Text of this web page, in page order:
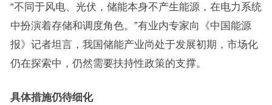
“不同于风电、光伏，储能本身不产生能源，在电力系统
中扮演着存储和调度角色。”有业内专家向《中国能源
报》记者坦言，我国储能产业尚处于发展初期，市场化
仍在探索中，仍然需要扶持性政策的支撑。
具体措施仍待细化